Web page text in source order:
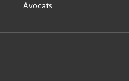
Avocats